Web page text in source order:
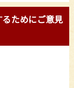
ためにご意見